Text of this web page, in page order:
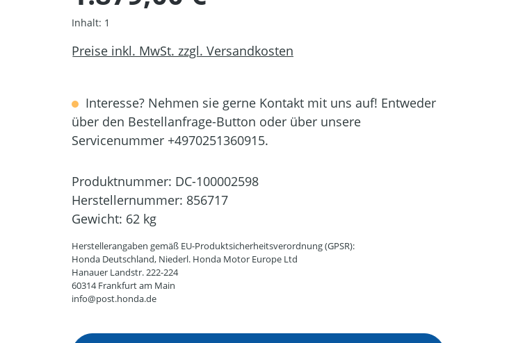
Inhalt: 1
Preise inkl. MwSt. zzgl. Versandkosten
Interesse? Nehmen sie gerne Kontakt mit uns auf! Entweder
über den Bestellanfrage-Button oder über unsere
Servicenummer +4970251360915.
Produktnummer: DC-100002598
Herstellernummer: 856717
Gewicht: 62 kg
Herstellerangaben gemäß EU-Produktsicherheitsverordnung (GPSR):
Honda Deutschland, Niederl. Honda Motor Europe Ltd
Hanauer Landstr. 222-224
60314 Frankfurt am Main
info@post.honda.de